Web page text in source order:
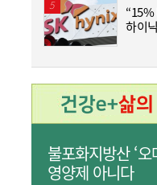
19:26
통신 3사, AIDC
‘수익성’
하이
불포화지방산 ‘
영양제 아니다